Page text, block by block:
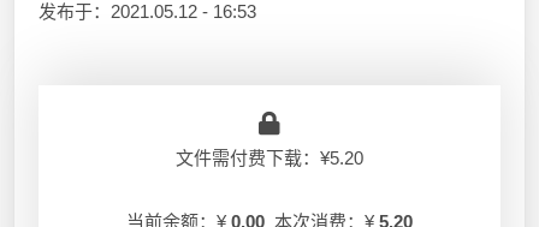
发布于： 2021.05.12 - 16:53
文件需付费下载：¥5.20
当前余额：¥ 0.00 本次消费：¥ 5.20